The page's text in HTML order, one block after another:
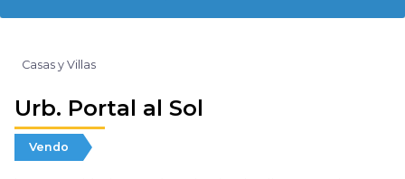
Casas y Villas
Urb. Portal al Sol
Vendo